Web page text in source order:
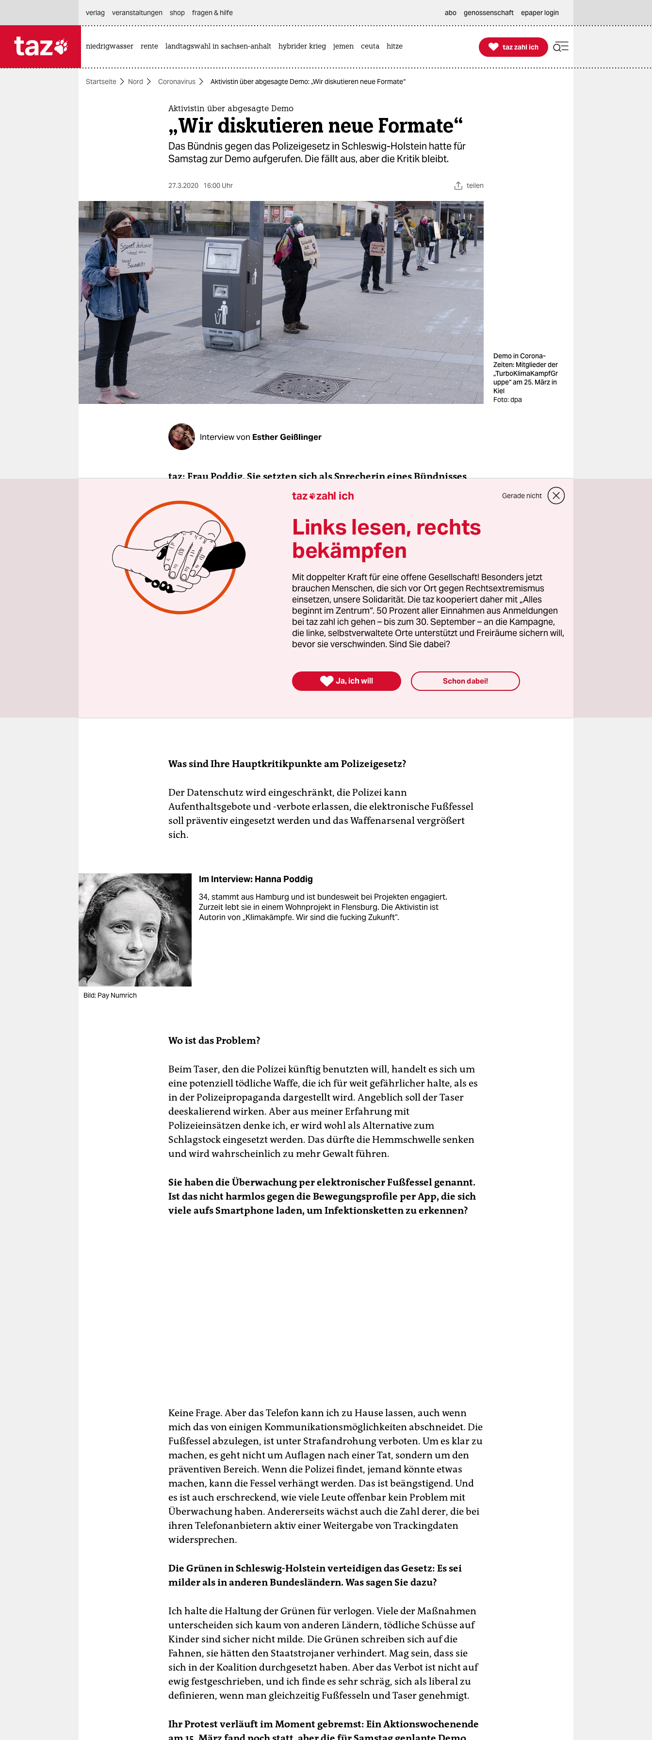
themen
berlin
nord
wahrheit
verlag
verlag
veranstaltungen
shop
fragen & hilfe
unterstützen
abo
verlag
veranstaltungen shop fragen & hilfe abo genossenschaft epaper login
niedrigwasser rente landtagswahl in sachsen-anhalt hybrider krieg jemen ceuta hitze 
taz zahl ich
taz zahl ich
Startseite Nord Coronavirus Aktivistin über abgesagte Demo: „Wir diskutieren neue Formate“
Aktivistin über abgesagte Demo
„Wir diskutieren neue Formate“
Das Bündnis gegen das Polizeigesetz in Schleswig-Holstein hatte für
Samstag zur Demo aufgerufen. Die fällt aus, aber die Kritik bleibt.
27.3.2020 16:00 Uhr teilen
Demo in Corona-
Zeiten: Mitglieder der
„TurboKlimaKampfGr
uppe“ am 25. März in
Kiel
Foto: dpa
Interview von Esther Geißlinger
taz: Frau Poddig, Sie setzten sich als Sprecherin eines Bündnisses
gegen das geplante Polizeigesetz in Schleswig-Holstein ein – zurzeit
im Homeoffice?
Hanna Poddig : Ja, sozusagen im Homeoffice. Ich lebe in einem
Wohnprojekt, bin zum Glück also nicht ganz allein. Aber die Treffen
der Gruppe halten wir per Telefonkonferenz ab.
Was sind Ihre Hauptkritikpunkte am Polizeigesetz?
Der Datenschutz wird eingeschränkt, die Polizei kann
Aufenthaltsgebote und -verbote erlassen, die elektronische Fußfessel
soll präventiv eingesetzt werden und das Waffenarsenal vergrößert
sich.
Bild: Pay Numrich
Im Interview: Hanna Poddig
34, stammt aus Hamburg und ist bundesweit bei Projekten engagiert.
Zurzeit lebt sie in einem Wohnprojekt in Flensburg. Die Aktivistin ist
Autorin von „Klimakämpfe. Wir sind die fucking Zukunft“.
Wo ist das Problem?
Beim Taser, den die Polizei künftig benutzten will, handelt es sich um
eine potenziell tödliche Waffe, die ich für weit gefährlicher halte, als es
in der Polizeipropaganda dargestellt wird. Angeblich soll der Taser
deeskalierend wirken. Aber aus meiner Erfahrung mit
Polizeieinsätzen denke ich, er wird wohl als Alternative zum
Schlagstock eingesetzt werden. Das dürfte die Hemmschwelle senken
und wird wahrscheinlich zu mehr Gewalt führen.
Sie haben die Überwachung per elektronischer Fußfessel genannt.
Ist das nicht harmlos gegen die Bewegungsprofile per App, die sich
viele aufs Smartphone laden, um Infektionsketten zu erkennen?
Keine Frage. Aber das Telefon kann ich zu Hause lassen, auch wenn
mich das von einigen Kommunikationsmöglichkeiten abschneidet. Die
Fußfessel abzulegen, ist unter Strafandrohung verboten. Um es klar zu
machen, es geht nicht um Auflagen nach einer Tat, sondern um den
präventiven Bereich. Wenn die Polizei findet, jemand könnte etwas
machen, kann die Fessel verhängt werden. Das ist beängstigend. Und
es ist auch erschreckend, wie viele Leute offenbar kein Problem mit
Überwachung haben. Andererseits wächst auch die Zahl derer, die bei
ihren Telefonanbietern aktiv einer Weitergabe von Trackingdaten
widersprechen.
Die Grünen in Schleswig-Holstein verteidigen das Gesetz: Es sei
milder als in anderen Bundesländern. Was sagen Sie dazu?
Ich halte die Haltung der Grünen für verlogen. Viele der Maßnahmen
unterscheiden sich kaum von anderen Ländern, tödliche Schüsse auf
Kinder sind sicher nicht milde. Die Grünen schreiben sich auf die
Fahnen, sie hätten den Staatstrojaner verhindert. Mag sein, dass sie
sich in der Koalition durchgesetzt haben. Aber das Verbot ist nicht auf
ewig festgeschrieben, und ich finde es sehr schräg, sich als liberal zu
definieren, wenn man gleichzeitig Fußfesseln und Taser genehmigt.
Ihr Protest verläuft im Moment gebremst: Ein Aktionswochenende
taz zahl ich Gerade nicht
Links lesen, rechts
bekämpfen
Mit doppelter Kraft für eine offene Gesellschaft! Besonders jetzt
brauchen Menschen, die sich vor Ort gegen Rechtsextremismus
einsetzen, unsere Solidarität. Die taz kooperiert daher mit „Alles
beginnt im Zentrum“. 50 Prozent aller Einnahmen aus Anmeldungen
bei taz zahl ich gehen – bis zum 30. September – an die Kampagne,
die linke, selbstverwaltete Orte unterstützt und Freiräume sichern will,
bevor sie verschwinden. Sind Sie dabei?
 Ja, ich will Schon dabei!